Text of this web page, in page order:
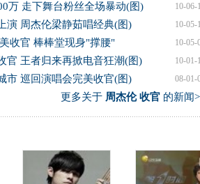
10-06-
万 走下舞台粉丝全场暴动(图)
10-05-
演 周杰伦梁静茹唱经典(图)
10-05-
收官 棒棒堂现身"撑腰"
10-01-
官 王者归来再掀电音狂潮(图)
08-01-
市 巡回演唱会完美收官(图)
更多关于 周杰伦 收官的新闻